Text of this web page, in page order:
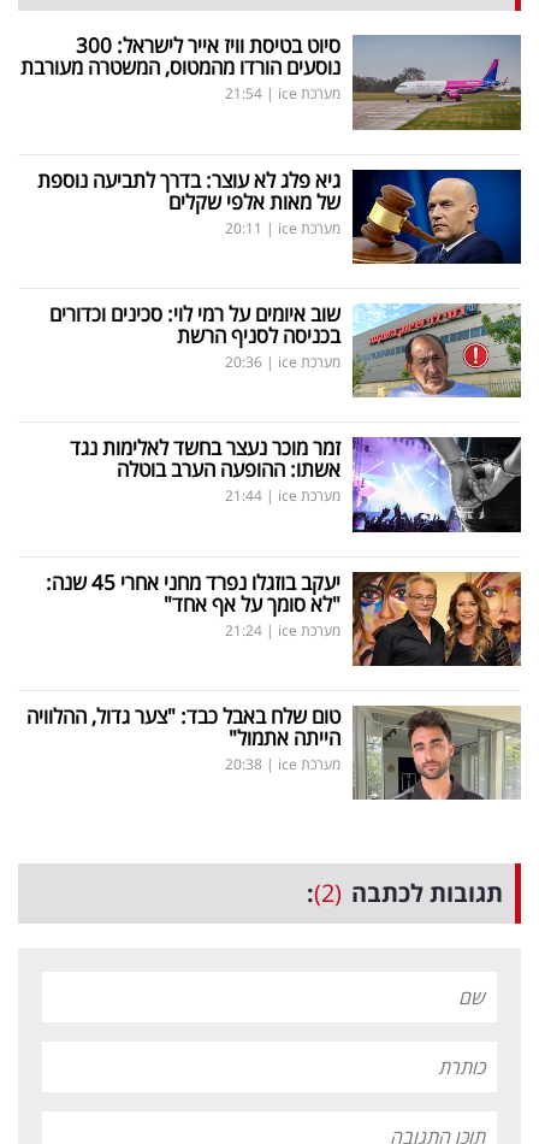
שיתופי
פעולה
דרושים
ניוזלטרים
מייל
אדום
פרסמו
באייס
עקבו
אחרינו:
סיוט בטיסת וויז אייר לישראל: 300
נוסעים הורדו מהמטוס, המשטרה מעורבת
מערכת ice |
21:54
גיא פלג לא עוצר: בדרך לתביעה נוספת
של מאות אלפי שקלים
מערכת ice |
20:11
שוב איומים על רמי לוי: סכינים וכדורים
בכניסה לסניף הרשת
מערכת ice |
20:36
זמר מוכר נעצר בחשד לאלימות נגד
אשתו: ההופעה הערב בוטלה
מערכת ice |
21:44
יעקב בוזגלו נפרד מחני אחרי 45 שנה:
"לא סומך על אף אחד"
מערכת ice |
21:24
טום שלח באבל כבד: "צער גדול, ההלוויה
הייתה אתמול"
מערכת ice |
20:38
תגובות לכתבה (2)
: